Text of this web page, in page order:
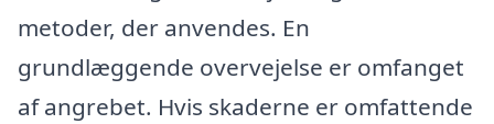
metoder, der anvendes. En
grundlæggende overvejelse er omfanget
af angrebet. Hvis skaderne er omfattende